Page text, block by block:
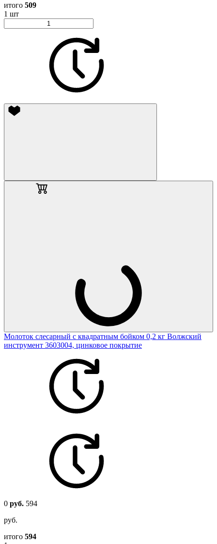
итого 509
1 шт
Молоток слесарный с квадратным бойком 0,2 кг Волжский
инструмент 3603004, цинковое покрытие
0 руб. 594
руб.
итого 594